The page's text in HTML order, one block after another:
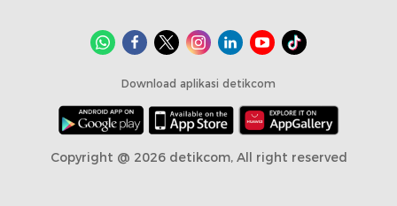
Download aplikasi detikcom
Copyright @ 2026 detikcom, All right reserved